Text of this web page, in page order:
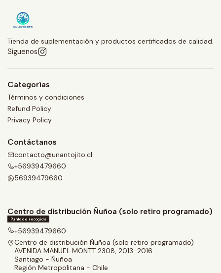
Tienda de suplementación y productos certificados de calidad.
Síguenos
Categorías
Términos y condiciones
Refund Policy
Privacy Policy
Contáctanos
contacto@unantojito.cl
+56939479660
56939479660
Centro de distribución Ñuñoa (solo retiro programado)
Punto de recogida
+56939479660
Centro de distribución Ñuñoa (solo retiro programado)
AVENIDA MANUEL MONTT 2308, 2013-2016
Santiago - Ñuñoa
Región Metropolitana - Chile